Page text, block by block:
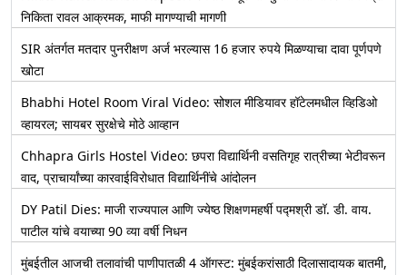
निकिता रावल आक्रमक, माफी मागण्याची मागणी
SIR अंतर्गत मतदार पुनरीक्षण अर्ज भरल्यास 16 हजार रुपये मिळण्याचा दावा पूर्णपणे
खोटा
Bhabhi Hotel Room Viral Video: सोशल मीडियावर हॉटेलमधील व्हिडिओ
व्हायरल; सायबर सुरक्षेचे मोठे आव्हान
Chhapra Girls Hostel Video: छपरा विद्यार्थिनी वसतिगृह रात्रीच्या भेटीवरून
वाद, प्राचार्यांच्या कारवाईविरोधात विद्यार्थिनींचे आंदोलन
DY Patil Dies: माजी राज्यपाल आणि ज्येष्ठ शिक्षणमहर्षी पद्मश्री डॉ. डी. वाय.
पाटील यांचे वयाच्या 90 व्या वर्षी निधन
मुंबईतील आजची तलावांची पाणीपातळी 4 ऑगस्ट: मुंबईकरांसाठी दिलासादायक बातमी,